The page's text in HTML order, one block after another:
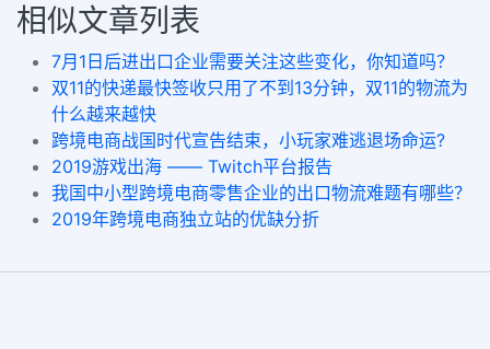
相似文章列表
7月1日后进出口企业需要关注这些变化，你知道吗？
双11的快递最快签收只用了不到13分钟，双11的物流为
什么越来越快
跨境电商战国时代宣告结束，小玩家难逃退场命运?
2019游戏出海 —— Twitch平台报告
我国中小型跨境电商零售企业的出口物流难题有哪些？
2019年跨境电商独立站的优缺分折